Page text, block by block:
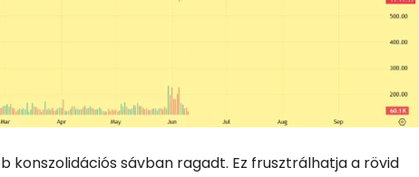
konszolidációs sávban ragadt. Ez frusztrálhatja a rövid